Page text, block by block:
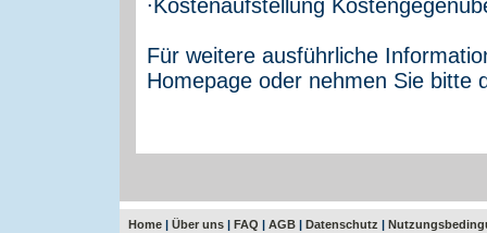
∙Kostenaufstellung
Für weitere ausführliche
Homepage oder nehmen Sie bitte
Home | Über uns | FAQ | AGB | Datenschutz |